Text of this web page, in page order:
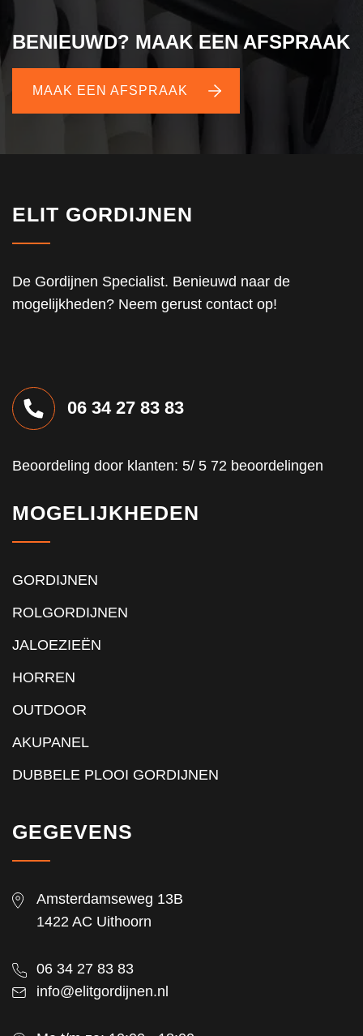
BENIEUWD? MAAK EEN AFSPRAAK
MAAK EEN AFSPRAAK
ELIT GORDIJNEN
De Gordijnen Specialist. Benieuwd naar de
mogelijkheden? Neem gerust contact op!
06 34 27 83 83
Beoordeling door klanten: 5/ 5 72 beoordelingen
MOGELIJKHEDEN
GORDIJNEN
ROLGORDIJNEN
JALOEZIEËN
HORREN
OUTDOOR
AKUPANEL
DUBBELE PLOOI GORDIJNEN
GEGEVENS
Amsterdamseweg 13B
1422 AC Uithoorn
06 34 27 83 83
info@elitgordijnen.nl